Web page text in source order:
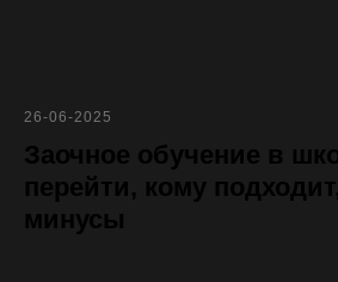
26-06-2025
Заочное обучение в
перейти, кому
минусы